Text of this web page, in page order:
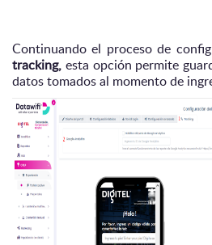
Continuando el proceso de
tracking, esta opción permite
datos tomados al momento de